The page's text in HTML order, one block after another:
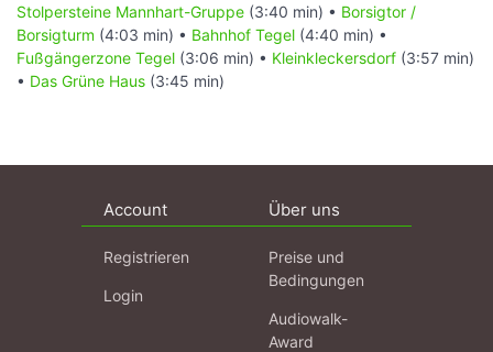
Stolpersteine Mannhart-Gruppe (3:40 min) • Borsigtor /
Borsigturm (4:03 min) • Bahnhof Tegel (4:40 min) •
Fußgängerzone Tegel (3:06 min) • Kleinkleckersdorf (3:57 min)
• Das Grüne Haus (3:45 min)
Account
Registrieren
Login
Über uns
Preise und
Bedingungen
Audiowalk-
Award